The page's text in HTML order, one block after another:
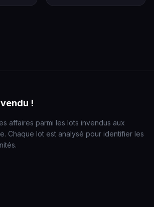
!
affaires parmi les lots invendus aux
Chaque lot est analysé pour identifier les